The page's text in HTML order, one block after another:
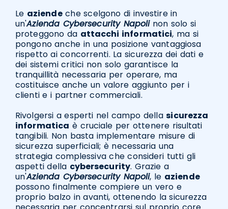
Le aziendeche scelgono di investire in
un'Azienda Cybersecurity Napolinon solo si
proteggono da attacchi informatici, ma si
pongono anche in una posizione vantaggiosa
rispetto ai concorrenti. La sicurezza dei dati e
dei sistemi critici non solo garantisce la
tranquillità necessaria per operare, ma
costituisce anche un valore aggiunto per i
clienti e i partner commerciali.
Rivolgersi a esperti nel campo dellasicurezza
informatica è cruciale per ottenere risultati
tangibili. Non basta implementare misure di
sicurezza superficiali; è necessaria una
strategia complessiva che consideri tutti gli
aspetti della cybersecurity. Grazie a
un'Azienda Cybersecurity Napoli, le aziende
possono finalmente compiere un vero e
proprio balzo in avanti, ottenendo la sicurezza